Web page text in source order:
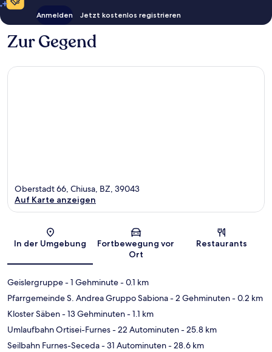
Anmelden Jetzt kostenlos registrieren
Zur Gegend
Karte
Oberstadt 66, Chiusa, BZ, 39043
Auf Karte anzeigen
In der Umgebung
Fortbewegung vor
Ort
Restaurants
Geislergruppe- 1 Gehminute- 0.1 km
Pfarrgemeinde S. Andrea Gruppo Sabiona- 2 Gehminuten- 0.2 km
Kloster Säben- 13 Gehminuten- 1.1 km
Umlaufbahn Ortisei-Furnes- 22 Autominuten- 25.8 km
Seilbahn Furnes-Seceda- 31 Autominuten- 28.6 km